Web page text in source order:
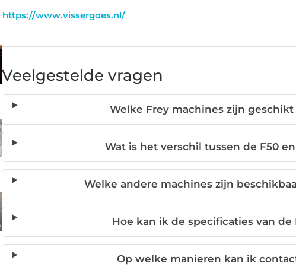
https://www.vissergoes.nl/
Veelgestelde vragen
Welke Frey machines zijn
Wat is het verschil tussen de F50
Welke andere machines zijn
Hoe kan ik de specificaties van
Op welke manieren kan ik